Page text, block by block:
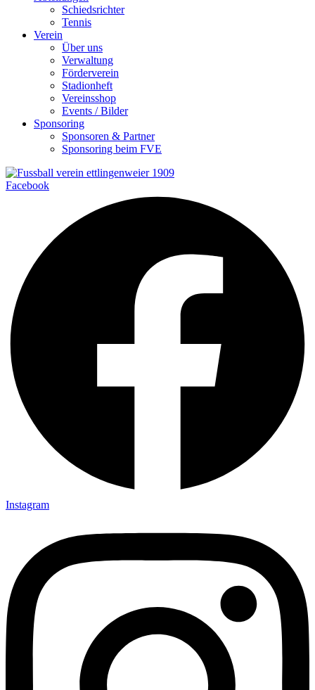
Schiedsrichter
Tennis
Verein
Über uns
Verwaltung
Förderverein
Stadionheft
Vereinsshop
Events / Bilder
Sponsoring
Sponsoren & Partner
Sponsoring beim FVE
Facebook
Instagram